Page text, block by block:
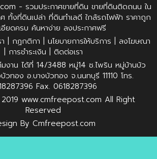
- รวมประกาศขายที่ดิน ขายที่ดินติดถนน ใน
ศ ทั้งที่ดินเปล่า ที่ดินทำเลดี ใกล้รถไฟฟ้า ราคาถูก
อียดครบ ค้นหาง่าย ลงประกาศฟรี
| กฏกติกา | นโยบายการให้บริการ | ลงโฆษณา
| การชำระเงิน | ติดต่อเรา
งาน ได้ที่ 14/3488 หมู่14 ซ.ไพริน หมู่บ้านบัว
วทอง อ.บางบัวทอง จ.นนทบุรี 11110 โทร.
Fax. 0618287396
www.cmfreepost.com All Right
Reserved
By Cmfreepost.com